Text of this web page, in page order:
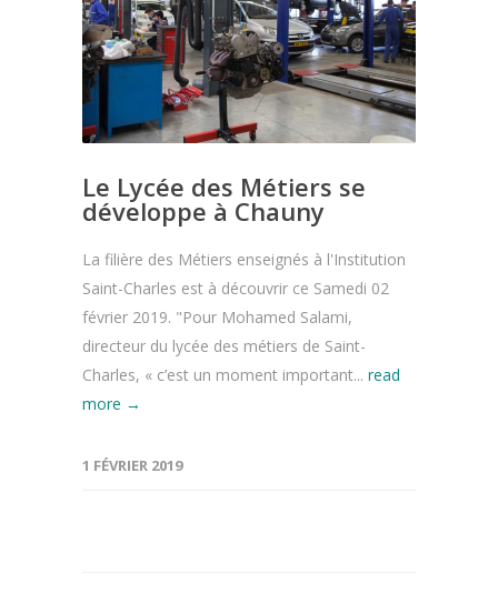
Le Lycée des Métiers se
développe à Chauny
La filière des Métiers enseignés à l'Institution
Saint-Charles est à découvrir ce Samedi 02
février 2019. "Pour Mohamed Salami,
directeur du lycée des métiers de Saint-
Charles, « c’est un moment important... read
more →
1 FÉVRIER 2019